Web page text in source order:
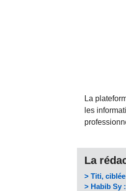
La
les
La
> Titi,
> Habib Sy